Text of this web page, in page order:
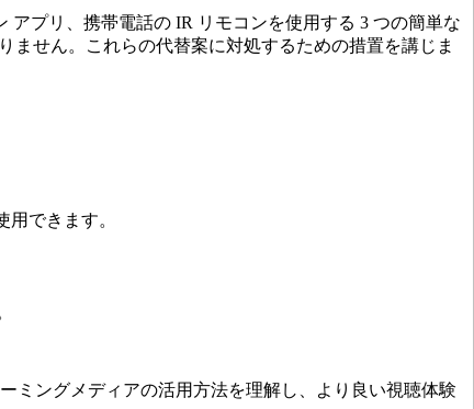
プリ、携帯電話の IR リモコンを使用する 3 つの簡単な
せん。これらの代替案に対処するための措置を講じま
できます。
ミングメディアの活用方法を理解し、より良い視聴体験